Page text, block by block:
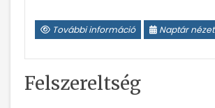
További információ Naptár nézet
Felszereltség